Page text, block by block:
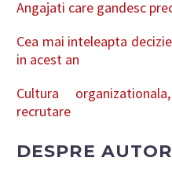
Angajati care gandesc
Cea mai inteleapta
in acest an
Cultura
recrutare
DESPRE AUTOR